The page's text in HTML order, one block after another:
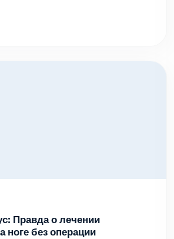
хрящевые зоны роста, которые
чем окружающие
Правда о лечении
ноге без операции